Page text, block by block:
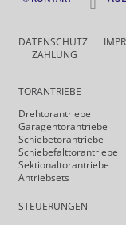
DATENSCHUTZ
ZAHLUNG
TORANTRIEBE
Drehtor­antriebe
Garagentorantriebe
Schiebetorantriebe
Schiebefalt­torantriebe
Sektionaltorantriebe
Antriebsets
STEUERUNGEN